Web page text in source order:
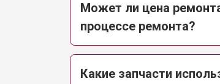
Может ли цена
процессе ремонта?
Какие запчасти